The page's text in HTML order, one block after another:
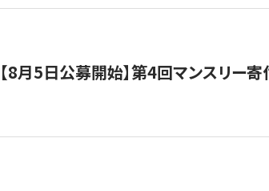
【8月5日公募開始】第4回マンスリー